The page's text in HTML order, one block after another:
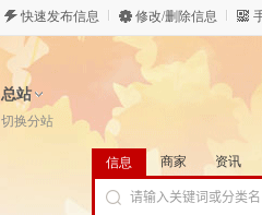
快速发布信息 修改/删除信息
总站
切换分站
信息 商家 资讯